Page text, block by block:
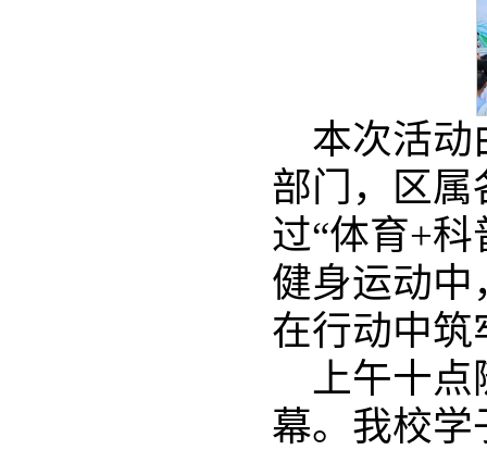
本次活动
部门，区属
过“体育+
健身运动中
在行动中筑
上午十点
幕。我校学